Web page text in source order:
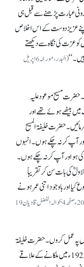
عبارت پڑھنے سے قبل ہی
عزیز دوست کے اس اخلاص
عزت کی نگاہ سے دیکھتے
(البدر، مورخہ 6 اپریل
حضرت مسیح موعود علیہ
بیٹھے ہوئے تھے اور
حضرت خلیفۃ المسیح
اور آپ کر نہ چکے ہوں۔ انہوں
ہو اور آپ کر نہ چکے ہوں۔
کی بات سن کر تقریباً
اور باوجود اتنی عمر ہونے
(ماخوذ از روزنامہ الفضل 8 دسمبر 2010ء صفحہ 4 بحوالہ الفضل قادیان 19
اس پہ عمل کروں۔ حضرت خلیفۃ
المسیح الثانیؓ کے زمانے میں جب شدھی نے زور پکڑا۔ یہ 1923ء میں ملکانے کے علاقے